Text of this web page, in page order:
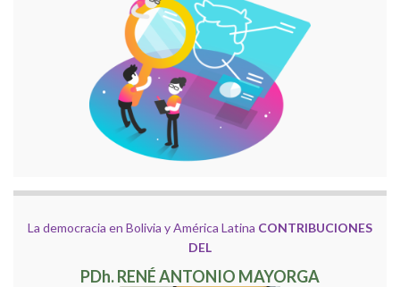
La democracia en Bolivia y América Latina CONTRIBUCIONES
DEL
PDh. RENÉ ANTONIO MAYORGA